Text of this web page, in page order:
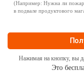
Нажимая на кнопку, вы
Это